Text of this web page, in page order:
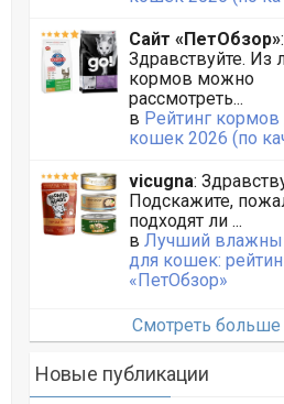
Сайт «ПетОбзор»:
Здравствуйте. Из
кормов можно
рассмотреть...
в Рейтинг кормов
кошек 2026 (по
vicugna:
Подскажите,
подходят ли ...
в Лучший
для кошек:
«ПетОбзор»
Смотреть больше
Новые публикации